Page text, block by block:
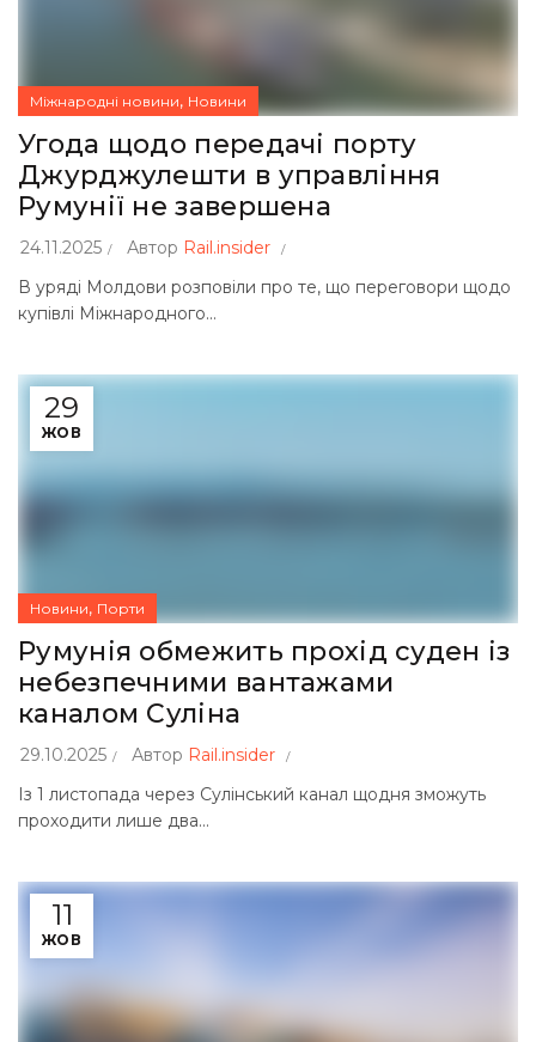
Міжнародні новини, Новини
Угода щодо передачі порту
Джурджулешти в управління
Румунії не завершена
24.11.2025 Автор Rail.insider
В уряді Молдови розповіли про те, що переговори щодо
купівлі Міжнародного...
29
ЖОВ
Новини, Порти
Румунія обмежить прохід суден із
небезпечними вантажами
каналом Суліна
29.10.2025 Автор Rail.insider
Із 1 листопада через Сулінський канал щодня зможуть
проходити лише два...
11
ЖОВ